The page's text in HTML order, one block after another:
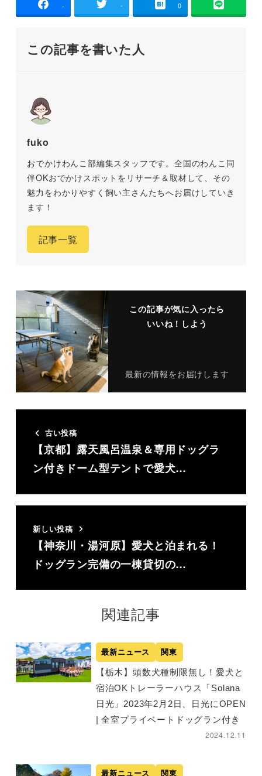
- - 0
この記事を書いた人
fuko
おでかけわんこ部編集スタッフです。全国のわんこ同
伴OKおでかけスポットをリサーチ＆取材して、その
魅力をわかりやすく飼い主さんたちへお届けしていき
ます！
記事一覧
この記事が気に入ったら
いいね！しよう
最新の情報をお届けします
古い投稿
【京都】露天風呂温泉＆専用ドッグラ
ン付きドーム型テントで愛犬…
新しい投稿
【神奈川・湯河原】愛犬と泊まれる！
ドッグラン完備の一棟貸切の…
関連記事
最新ニュース 関東
【栃木】頭数犬種制限無し！愛犬と
宿泊OKトレーラーハウス「Solana
日光」2023年2月2日、日光にOPEN
| 全室プライベートドッグラン付き
2024.12.11
最新ニュース 関東